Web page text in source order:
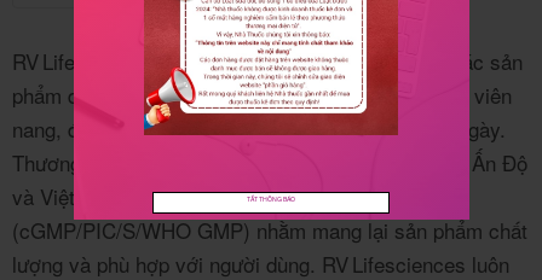
TẮT THÔNG BÁO
RV Lifesciences là thương hiệu chuyên sản xuất các sản
phẩm dược phẩm dạng uống, bao gồm viên nén và viên
nang, đáp ứng nhu cầu chăm sóc sức khỏe hàng ngày.
Thương hiệu sở hữu hệ thống nhà máy tiên tiến tại Ấn Độ
và Việt Nam, ứng dụng quy trình sản xuất hiện đại
(cGMP/PIC/S/WHO GMP) nhằm mang lại sản phẩm chất
lượng và phù hợp với người dùng. RV Lifesciences luôn